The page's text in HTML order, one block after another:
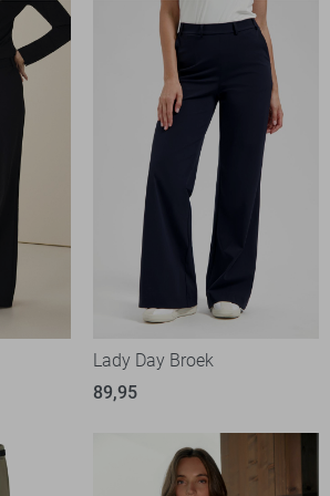
Lady Day Broek
89,95